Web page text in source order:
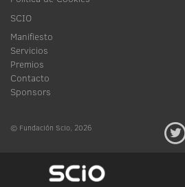
SCIO
Manifiesto
Servicios
Premios
Contacto
Sponsors
© Fundación Scio, 2026